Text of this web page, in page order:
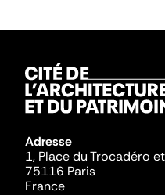
Adresse
1, Place du Trocadéro
75116 Paris
France